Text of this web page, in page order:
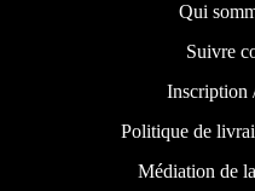
Qui
Suivre
Inscription
Politique de
Médiation de